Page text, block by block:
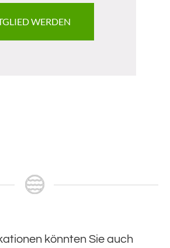
WERDEN
könnten Sie auch